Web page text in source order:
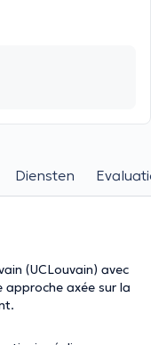
Diensten
(UCLouvain) avec
approche axée sur la